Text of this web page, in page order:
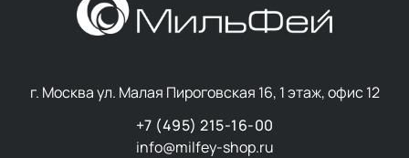
г. Москва ул. Малая Пироговская 16, 1 этаж, офис 12
+7 (495) 215-16-00
info@milfey-shop.ru